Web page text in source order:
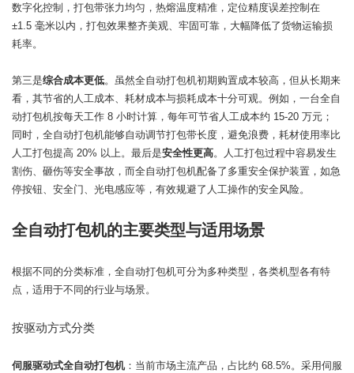
数字化控制，打包带张力均匀，热熔温度精准，定位精度误差控制在
±1.5 毫米以内，打包效果整齐美观、牢固可靠，大幅降低了货物运输损
耗率。
第三是综合成本更低。虽然全自动打包机初期购置成本较高，但从长期来
看，其节省的人工成本、耗材成本与损耗成本十分可观。例如，一台全自
动打包机按每天工作 8 小时计算，每年可节省人工成本约 15-20 万元；
同时，全自动打包机能够自动调节打包带长度，避免浪费，耗材使用率比
人工打包提高 20% 以上。最后是安全性更高。人工打包过程中容易发生
割伤、砸伤等安全事故，而全自动打包机配备了多重安全保护装置，如急
停按钮、安全门、光电感应等，有效规避了人工操作的安全风险。
全自动打包机的主要类型与适用场景
根据不同的分类标准，全自动打包机可分为多种类型，各类机型各有特
点，适用于不同的行业与场景。
按驱动方式分类
伺服驱动式全自动打包机：当前市场主流产品，占比约 68.5%。采用伺服